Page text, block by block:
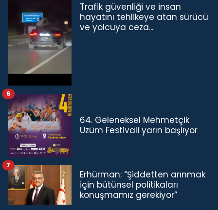
Trafik güvenliği ve insan
hayatını tehlikeye atan sürücü
ve yolcuya ceza...
64. Geleneksel Mehmetçik
Üzüm Festivali yarın başlıyor
6
Erhürman: “Şiddetten arınmak
için bütünsel politikaları
konuşmamız gerekiyor”
7